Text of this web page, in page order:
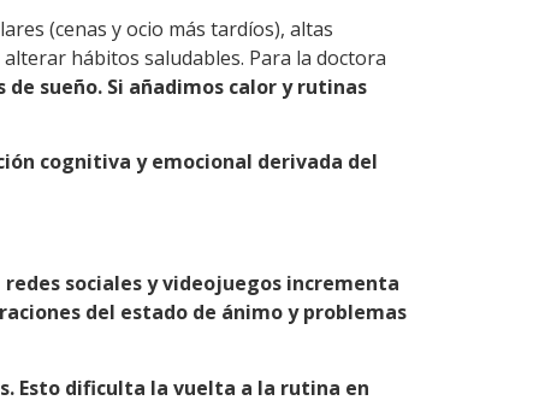
(cenas y ocio más tardíos), altas
hábitos saludables. Para la doctora
sueño. Si añadimos calor y rutinas
cognitiva y emocional derivada del
redes sociales y videojuegos incrementa
del estado de ánimo y problemas
Esto dificulta la vuelta a la rutina en